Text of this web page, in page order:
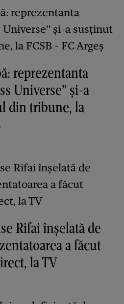
reprezentanta
Universe” și-a
din tribune, la
Rifai înșelată de
a făcut
la TV